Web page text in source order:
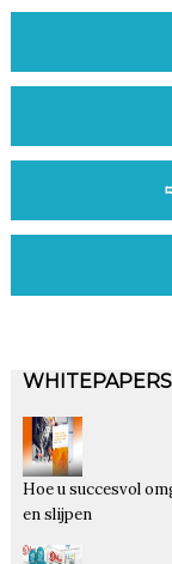
WHITEPAPERS
Hoe u succesvol
en slijpen